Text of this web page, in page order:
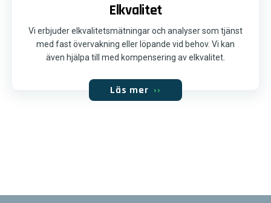
Elkvalitet
Vi erbjuder elkvalitetsmätningar och analyser som tjänst
med fast övervakning eller löpande vid behov. Vi kan
även hjälpa till med kompensering av elkvalitet.
Läs mer ››